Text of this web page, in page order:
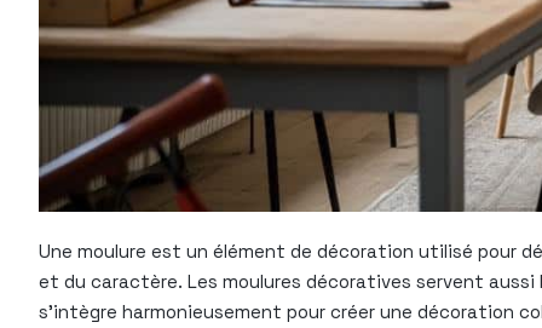
Une moulure est un élément de décoration utilisé pour
et du caractère. Les moulures décoratives servent aussi
s’intègre harmonieusement pour créer une décoration